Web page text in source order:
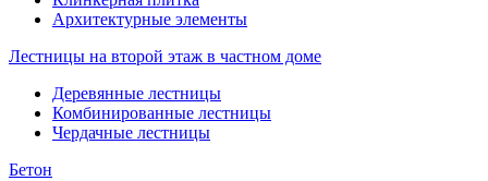
Архитектурные элементы
Лестницы на второй этаж в частном доме
Деревянные лестницы
Комбинированные лестницы
Чердачные лестницы
Бетон